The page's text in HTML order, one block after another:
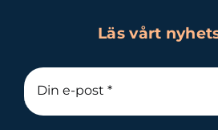
Läs vårt